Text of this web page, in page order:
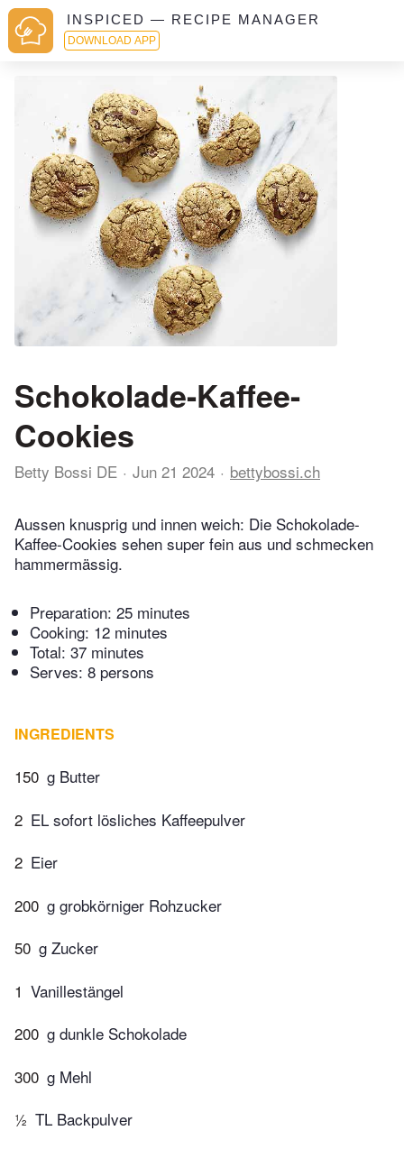
INSPICED — RECIPE MANAGER
DOWNLOAD APP
Schokolade-Kaffee-
Cookies
Betty Bossi DE Jun 21 2024 bettybossi.ch
Aussen knusprig und innen weich: Die Schokolade-
Kaffee-Cookies sehen super fein aus und schmecken
hammermässig.
Preparation: 25 minutes
Cooking: 12 minutes
Total: 37 minutes
Serves: 8 persons
INGREDIENTS
150 g Butter
2 EL sofort lösliches Kaffeepulver
2 Eier
200 g grobkörniger Rohzucker
50 g Zucker
1 Vanillestängel
200 g dunkle Schokolade
300 g Mehl
½ TL Backpulver